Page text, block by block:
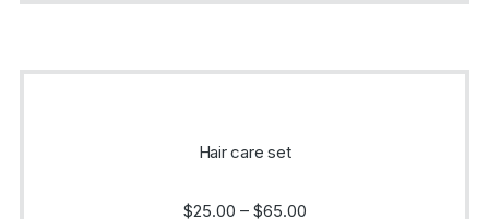
Hair care set
$25.00 – $65.00